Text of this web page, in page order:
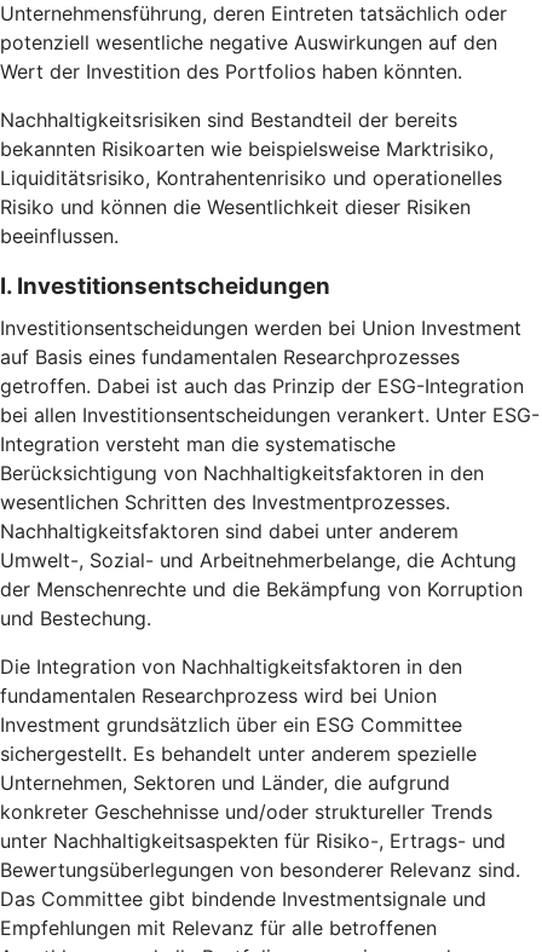
Unternehmensführung, deren Eintreten tatsächlich oder
potenziell wesentliche negative Auswirkungen auf den
Wert der Investition des Portfolios haben könnten.
Nachhaltigkeitsrisiken sind Bestandteil der bereits
bekannten Risikoarten wie beispielsweise Marktrisiko,
Liquiditätsrisiko, Kontrahentenrisiko und operationelles
Risiko und können die Wesentlichkeit dieser Risiken
beeinflussen.
I. Investitionsentscheidungen
Investitionsentscheidungen werden bei Union Investment
auf Basis eines fundamentalen Researchprozesses
getroffen. Dabei ist auch das Prinzip der ESG-Integration
bei allen Investitionsentscheidungen verankert. Unter ESG-
Integration versteht man die systematische
Berücksichtigung von Nachhaltigkeitsfaktoren in den
wesentlichen Schritten des Investmentprozesses.
Nachhaltigkeitsfaktoren sind dabei unter anderem
Umwelt-, Sozial- und Arbeitnehmerbelange, die Achtung
der Menschenrechte und die Bekämpfung von Korruption
und Bestechung.
Die Integration von Nachhaltigkeitsfaktoren in den
fundamentalen Researchprozess wird bei Union
Investment grundsätzlich über ein ESG Committee
sichergestellt. Es behandelt unter anderem spezielle
Unternehmen, Sektoren und Länder, die aufgrund
konkreter Geschehnisse und/oder struktureller Trends
unter Nachhaltigkeitsaspekten für Risiko-, Ertrags- und
Bewertungsüberlegungen von besonderer Relevanz sind.
Das Committee gibt bindende Investmentsignale und
Empfehlungen mit Relevanz für alle betroffenen